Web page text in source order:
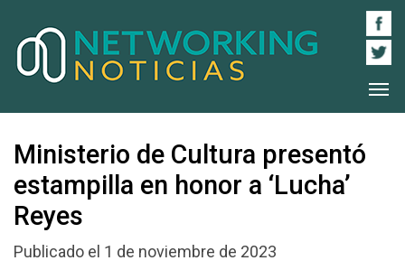
Ministerio de Cultura presentó
estampilla en honor a ‘Lucha’
Reyes
Publicado el 1 de noviembre de 2023